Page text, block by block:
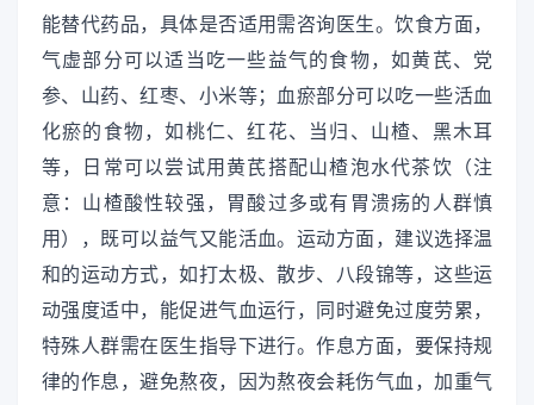
能替代药品，具体是否适用需咨询医生。饮食方面，
气虚部分可以适当吃一些益气的食物，如黄芪、党
参、山药、红枣、小米等；血瘀部分可以吃一些活血
化瘀的食物，如桃仁、红花、当归、山楂、黑木耳
等，日常可以尝试用黄芪搭配山楂泡水代茶饮（注
意：山楂酸性较强，胃酸过多或有胃溃疡的人群慎
用），既可以益气又能活血。运动方面，建议选择温
和的运动方式，如打太极、散步、八段锦等，这些运
动强度适中，能促进气血运行，同时避免过度劳累，
特殊人群需在医生指导下进行。作息方面，要保持规
律的作息，避免熬夜，因为熬夜会耗伤气血，加重气